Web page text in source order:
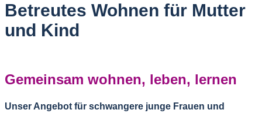
Betreutes Wohnen für Mutter
und Kind
Gemeinsam wohnen, leben, lernen
Unser Angebot für schwangere junge Frauen und